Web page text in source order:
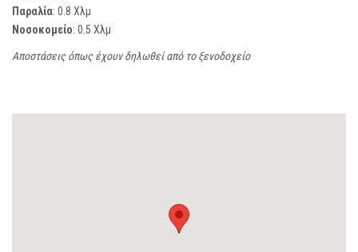
Παραλία: 0.8 Χλμ
Νοσοκομείο: 0.5 Χλμ
Αποστάσεις όπως έχουν δηλωθεί από το ξενοδοχείο